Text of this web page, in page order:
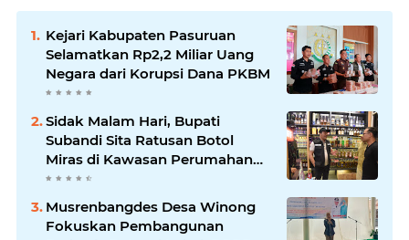
Kejari Kabupaten Pasuruan
Selamatkan Rp2,2 Miliar Uang
Negara dari Korupsi Dana PKBM
Sidak Malam Hari, Bupati
Subandi Sita Ratusan Botol
Miras di Kawasan Perumahan
Sidoarjo
Musrenbangdes Desa Winong
Fokuskan Pembangunan